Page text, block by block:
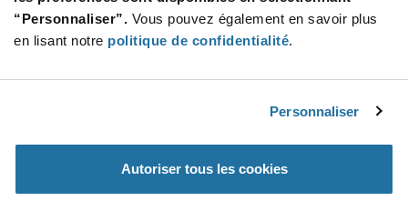
“Personnaliser”. Vous pouvez également en savoir plus
en lisant notre politique de confidentialité.
Personnaliser
Autoriser tous les cookies
70L-OACA-L
4.5 AC 28 VDC 9 Pin I/O Module
Mult. de : 1
Info
Increase
Button
Decrease